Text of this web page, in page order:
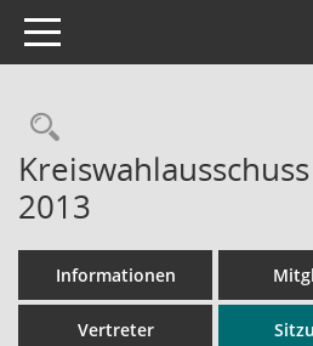
Toggle navigation
Rechercheauswahl
2013
Informationen
Vertreter